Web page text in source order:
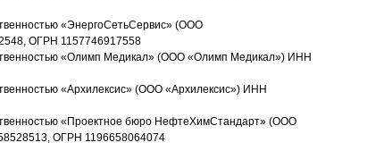
«ЭнергоСетьСервис» (ООО
ОГРН 1157746917558
«Олимп Медикал» (ООО «Олимп Медикал») ИНН
«Архилексис» (ООО «Архилексис») ИНН
«Проектное бюро НефтеХимСтандарт» (ООО
ОГРН 1196658064074